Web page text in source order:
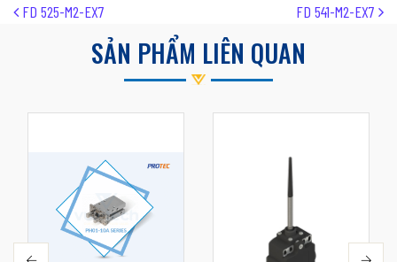
Post navigation
FD 525-M2-EX7 FD 541-M2-EX7
SẢN PHẨM LIÊN QUAN